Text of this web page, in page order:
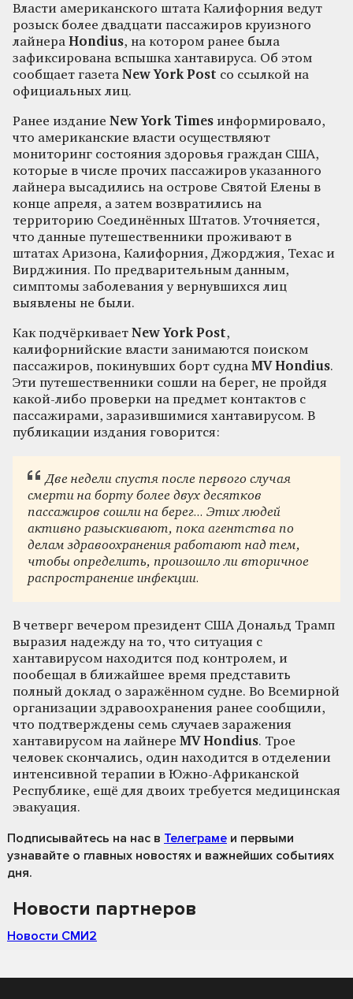
Власти американского штата Калифорния ведут
розыск более двадцати пассажиров круизного
лайнера Hondius, на котором ранее была
зафиксирована вспышка хантавируса. Об этом
сообщает газета New York Post со ссылкой на
официальных лиц.
Ранее издание New York Times информировало,
что американские власти осуществляют
мониторинг состояния здоровья граждан США,
которые в числе прочих пассажиров указанного
лайнера высадились на острове Святой Елены в
конце апреля, а затем возвратились на
территорию Соединённых Штатов. Уточняется,
что данные путешественники проживают в
штатах Аризона, Калифорния, Джорджия, Техас и
Вирджиния. По предварительным данным,
симптомы заболевания у вернувшихся лиц
выявлены не были.
Как подчёркивает New York Post,
калифорнийские власти занимаются поиском
пассажиров, покинувших борт судна MV Hondius.
Эти путешественники сошли на берег, не пройдя
какой-либо проверки на предмет контактов с
пассажирами, заразившимися хантавирусом. В
публикации издания говорится:
Две недели спустя после первого случая
смерти на борту более двух десятков
пассажиров сошли на берег... Этих людей
активно разыскивают, пока агентства по
делам здравоохранения работают над тем,
чтобы определить, произошло ли вторичное
распространение инфекции.
В четверг вечером президент США Дональд Трамп
выразил надежду на то, что ситуация с
хантавирусом находится под контролем, и
пообещал в ближайшее время представить
полный доклад о заражённом судне. Во Всемирной
организации здравоохранения ранее сообщили,
что подтверждены семь случаев заражения
хантавирусом на лайнере MV Hondius. Трое
человек скончались, один находится в отделении
интенсивной терапии в Южно-Африканской
Республике, ещё для двоих требуется медицинская
эвакуация.
Подписывайтесь на нас в Телеграме и первыми
узнавайте о главных новостях и важнейших событиях
дня.
Новости партнеров
Новости СМИ2